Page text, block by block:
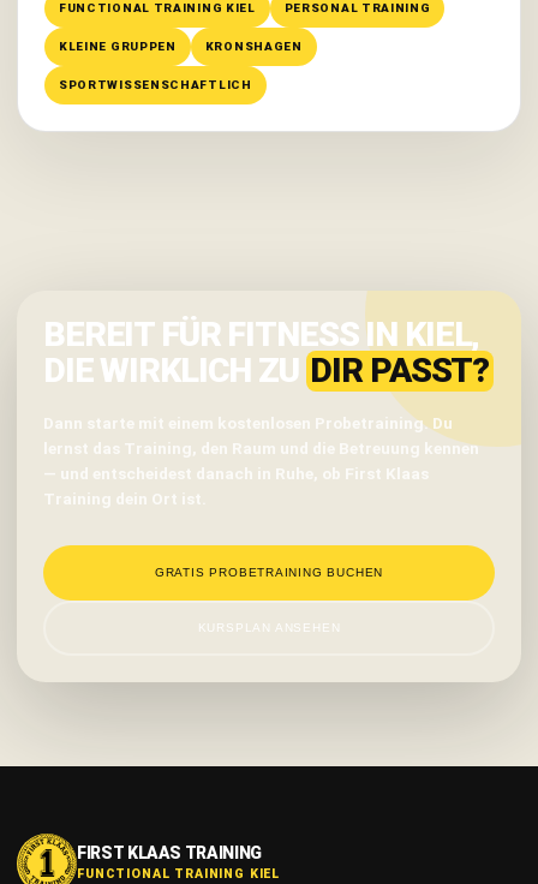
FUNCTIONAL TRAINING KIEL PERSONAL TRAINING
KLEINE GRUPPEN KRONSHAGEN
SPORTWISSENSCHAFTLICH
BEREIT FÜR FITNESS IN KIEL,
DIE WIRKLICH ZU DIR PASST?
Dann starte mit einem kostenlosen Probetraining. Du
lernst das Training, den Raum und die Betreuung kennen
— und entscheidest danach in Ruhe, ob First Klaas
Training dein Ort ist.
GRATIS PROBETRAINING BUCHEN
KURSPLAN ANSEHEN
FIRST KLAAS TRAINING
FUNCTIONAL TRAINING KIEL